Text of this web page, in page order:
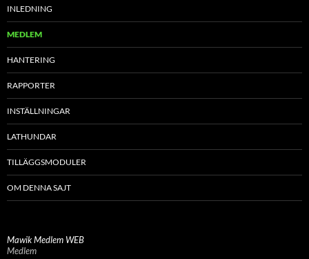
INLEDNING
MEDLEM
HANTERING
RAPPORTER
INSTÄLLNINGAR
LATHUNDAR
TILLÄGGSMODULER
OM DENNA SAJT
Mawik Medlem WEB
Medlem